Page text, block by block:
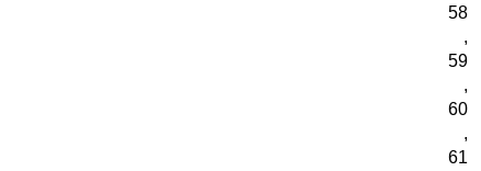
58
,
59
,
60
,
61